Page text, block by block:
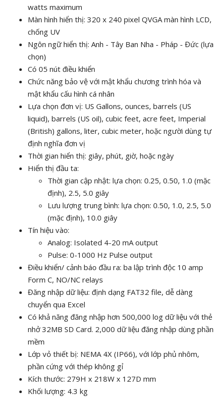
watts maximum
Màn hình hiển thị: 320 x 240 pixel QVGA màn hình LCD,
chống UV
Ngôn ngữ hiển thị: Anh - Tây Ban Nha - Pháp - Đức (lựa
chọn)
Có 05 nút điều khiển
Chức năng bảo vệ với mật khẩu chương trình hóa và
mật khẩu cấu hình cá nhân
Lựa chọn đơn vị: US Gallons, ounces, barrels (US
liquid), barrels (US oil), cubic feet, acre feet, Imperial
(British) gallons, liter, cubic meter, hoặc người dùng tự
định nghĩa đơn vị
Thời gian hiển thị: giây, phút, giờ, hoặc ngày
Hiển thị đầu ta:
Thời gian cập nhật: lựa chọn: 0.25, 0.50, 1.0 (mặc
định), 2.5, 5.0 giây
Lưu lượng trung bình: lựa chọn: 0.50, 1.0, 2.5, 5.0
(mặc định), 10.0 giây
Tín hiệu vào:
Analog: Isolated 4-20 mA output
Pulse: 0-1000 Hz Pulse output
Điều khiển/ cảnh báo đầu ra: ba lập trình độc 10 amp
Form C, NO/NC relays
Đăng nhập dữ liệu: định dạng FAT32 file, dễ dàng
chuyển qua Excel
Có khả năng đăng nhập hơn 500,000 log dữ liệu với thẻ
nhở 32MB SD Card. 2,000 dữ liệu đăng nhập dùng phần
mềm
Lớp vỏ thiết bị: NEMA 4X (IP66), với lớp phủ nhôm,
phần cứng với thép không gỉ
Kích thước: 279H x 218W x 127D mm
Khối lượng: 4.3 kg